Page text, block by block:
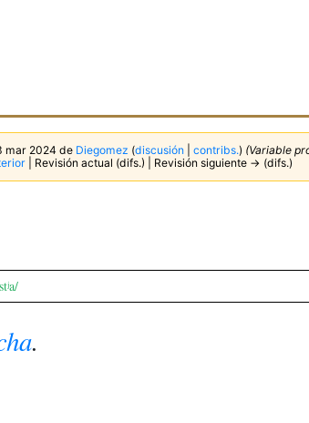
mar 2024 de Diegomez (discusión |contribs.) (Variable
| Revisión actual (difs.) | Revisión siguiente → (difs.)
.